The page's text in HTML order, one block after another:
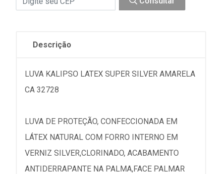
Descrição
LUVA KALIPSO LATEX SUPER SILVER AMARELA
CA 32728
LUVA DE PROTEÇÃO, CONFECCIONADA EM
LÁTEX NATURAL COM FORRO INTERNO EM
VERNIZ SILVER,CLORINADO, ACABAMENTO
ANTIDERRAPANTE NA PALMA,FACE PALMAR